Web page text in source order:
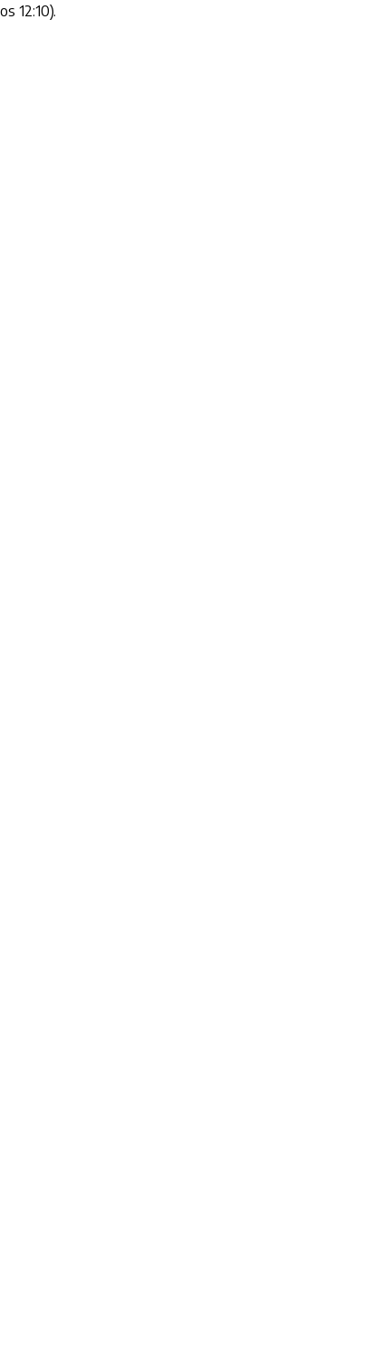
12:10).